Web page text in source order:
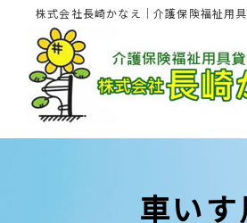
株式会社長崎かなえ｜介護保険福祉用
車い